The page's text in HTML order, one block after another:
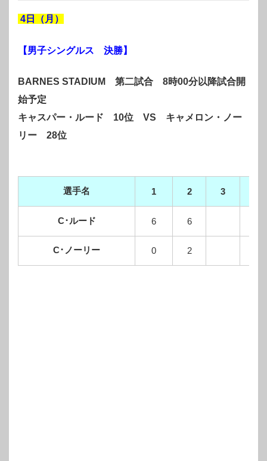
4日（月）
【男子シングルス 決勝】
BARNES STADIUM 第二試合 8時00分以降試合開
始予定
キャスパー・ルード 10位 VS キャメロン・ノー
リー 28位
選手名 1 2 3
C･ルード 6 6
C･ノーリー 0 2